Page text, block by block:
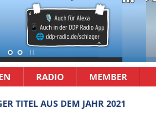
RADIO MEMBER
TITEL AUS DEM JAHR 2021